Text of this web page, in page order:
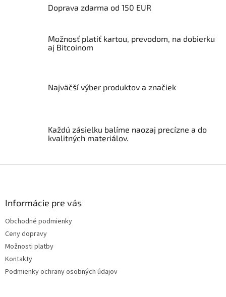
c
p
v
s
u
a
e
Doprava zdarma od 150 EUR
Možnosť platiť kartou, prevodom, na dobierku
aj Bitcoinom
Najväčší výber produktov a značiek
Každú zásielku balíme naozaj precízne a do
kvalitných materiálov.
Informácie pre vás
Obchodné podmienky
Ceny dopravy
Možnosti platby
Kontakty
Podmienky ochrany osobných údajov